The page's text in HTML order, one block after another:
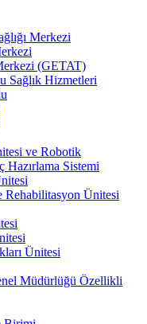
Merkezi
(GETAT)
Sağlık Hizmetleri
ve Robotik
Hazırlama Sistemi
Rehabilitasyon Ünitesi
Ünitesi
Müdürlüğü Özellikli